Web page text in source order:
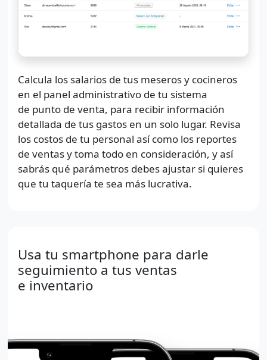
Calcula los salarios de tus meseros y cocineros
en el panel administrativo de tu sistema
de punto de venta, para recibir información
detallada de tus gastos en un solo lugar. Revisa
los costos de tu personal así como los reportes
de ventas y toma todo en consideración, y así
sabrás qué parámetros debes ajustar si quieres
que tu taquería te sea más lucrativa.
Usa tu smartphone para darle
seguimiento a tus ventas
e inventario